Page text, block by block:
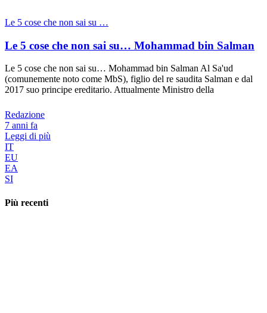
Le 5 cose che non sai su …
Le 5 cose che non sai su… Mohammad bin Salman
Le 5 cose che non sai su… Mohammad bin Salman Al Sa'ud
(comunemente noto come MbS), figlio del re saudita Salman e dal
2017 suo principe ereditario. Attualmente Ministro della
Redazione
7 anni fa
Leggi di più
IT
EU
EA
SI
Più recenti